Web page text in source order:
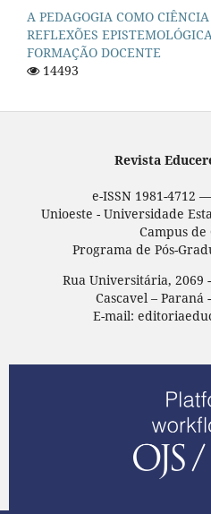
A PEDAGOGIA COMO
REFLEXÕES
FORMAÇÃO DOCENTE
14493
Revista
e-ISSN 1981-4712
Unioeste - Universidade
Campus de
Programa de Pós-
Rua Universitária,
Cascavel – Paraná
E-mail: